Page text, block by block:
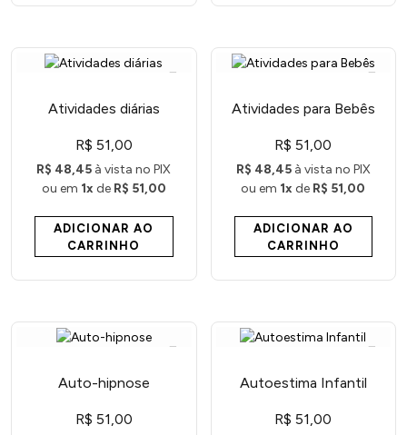
Atividades diárias
R$ 51,00
R$ 48,45 à vista no PIX
ou em 1x de R$ 51,00
ADICIONAR AO
CARRINHO
Atividades para Bebês
R$ 51,00
R$ 48,45à vista no PIX
ou em 1x de R$ 51,00
ADICIONAR AO
CARRINHO
Auto-hipnose
R$ 51,00
Autoestima Infantil
R$ 51,00